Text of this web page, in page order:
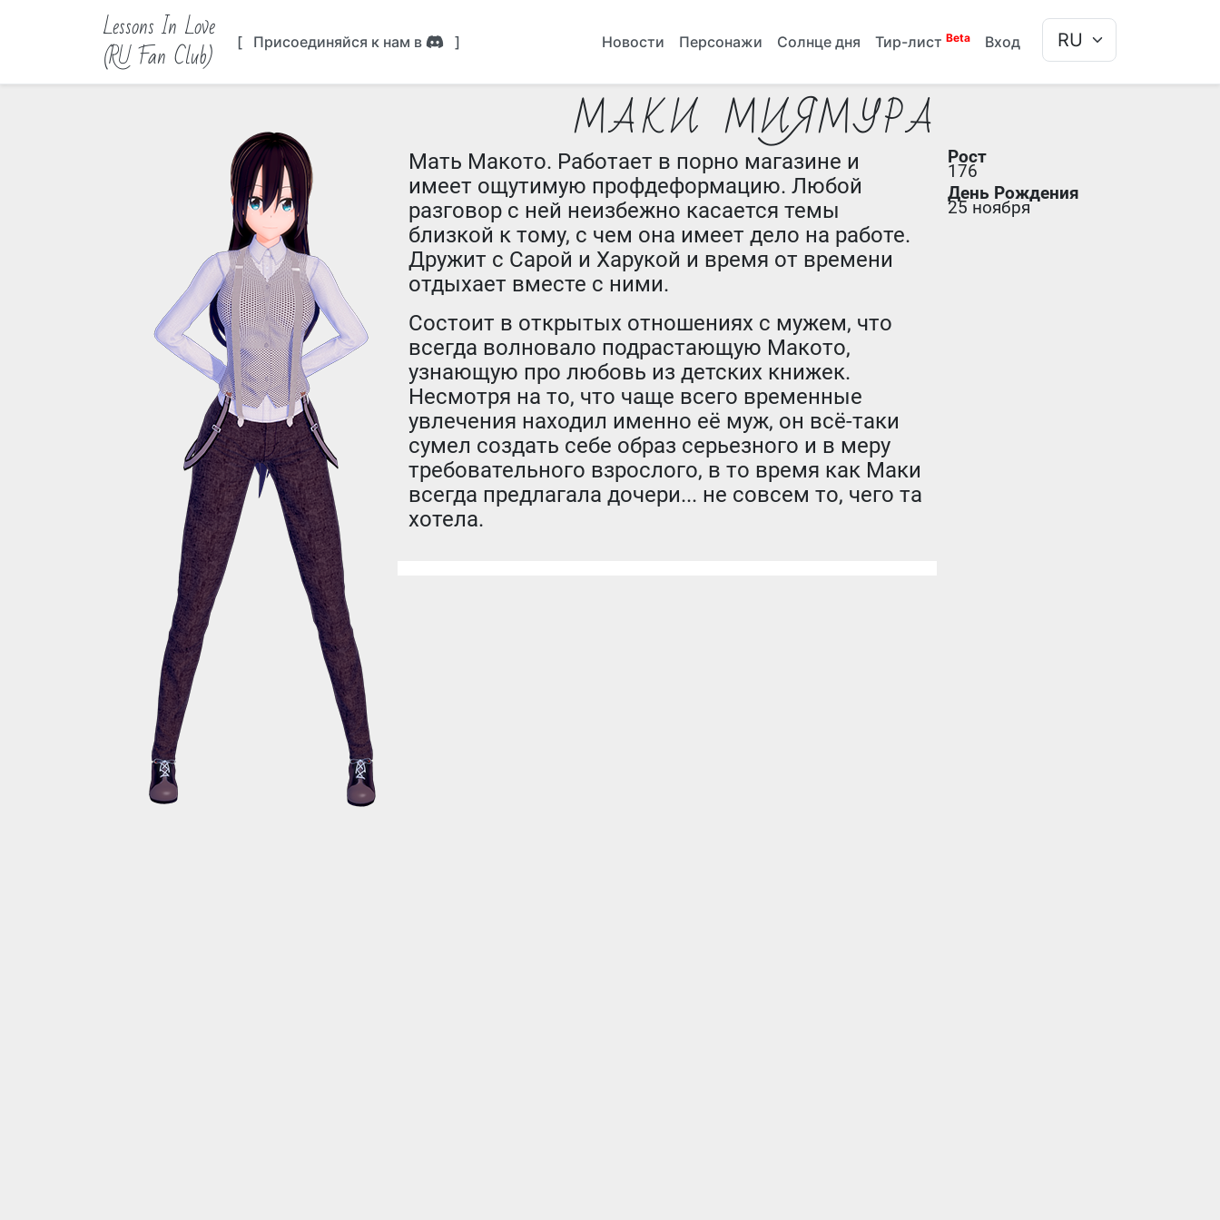
Lessons In Love
(RU Fan Club) [ Присоединяйся к нам в ] Новости Персонажи Солнце дня Тир-лист Beta Вход
МАКИ МИЯМУРА
Мать Макото. Работает в порно магазине и
имеет ощутимую профдеформацию. Любой
разговор с ней неизбежно касается темы
близкой к тому, с чем она имеет дело на работе.
Дружит с Сарой и Харукой и время от времени
отдыхает вместе с ними.
Состоит в открытых отношениях с мужем, что
всегда волновало подрастающую Макото,
узнающую про любовь из детских книжек.
Несмотря на то, что чаще всего временные
увлечения находил именно её муж, он всё-таки
сумел создать себе образ серьезного и в меру
требовательного взрослого, в то время как Маки
всегда предлагала дочери... не совсем то, чего та
хотела.
Рост
176
День Рождения
25 ноября